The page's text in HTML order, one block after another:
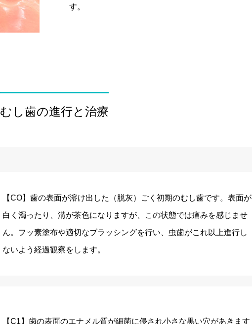
す。
むし歯の進行と治療
【CO】歯の表面が溶け出した（脱灰）ごく初期のむし歯です。表面が
白く濁ったり、溝が茶色になりますが、この状態では痛みを感じませ
ん。フッ素塗布や適切なブラッシングを行い、虫歯がこれ以上進行し
ないよう経過観察をします。
【C1】歯の表面のエナメル質が細菌に侵され小さな黒い穴があきます